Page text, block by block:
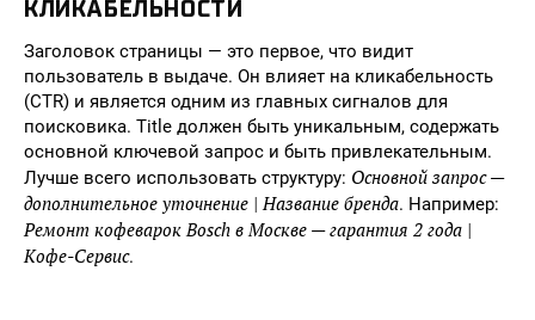
КЛИКАБЕЛЬНОСТИ
Заголовок страницы — это первое, что видит
пользователь в выдаче. Он влияет на кликабельность
(CTR) и является одним из главных сигналов для
поисковика. Title должен быть уникальным, содержать
основной ключевой запрос и быть привлекательным.
Лучше всего использовать структуру: Основной запрос —
дополнительное уточнение | Название бренда. Например:
Ремонт кофеварок Bosch в Москве — гарантия 2 года |
Кофе-Сервис.